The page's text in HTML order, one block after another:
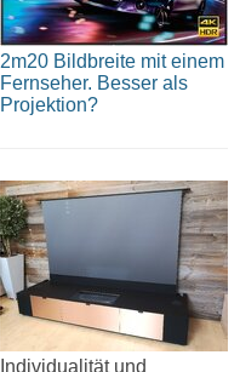
2m20 Bildbreite mit einem
Fernseher. Besser als
Projektion?
Individualität und